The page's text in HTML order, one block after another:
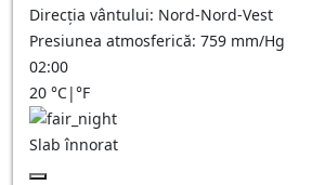
Direcția vântului: Nord-Nord-Vest
Presiunea atmosferică: 759 mm/Hg
02:00
20 °C|°F
Slab înnorat